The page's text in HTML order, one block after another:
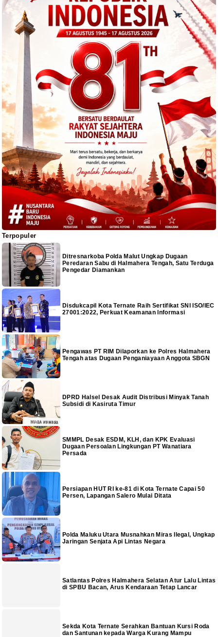
Terpopuler
Ditresnarkoba Polda Malut Ungkap Dugaan
Peredaran Sabu di Halmahera Tengah, Satu Terduga
Pengedar Diamankan
Disdukcapil Kota Ternate Raih Sertifikat SNI ISO/IEC
27001:2022, Perkuat Keamanan Informasi
Pengawas PT RIM Dilaporkan ke Polres Halmahera
Tengah atas Dugaan Penganiayaan Anggota SBGN
DPRD Halsel Desak Audit Distribusi Minyak Tanah
Subsidi di Kasiruta Timur
SMMPL Desak ESDM, KLH, dan KPK Evaluasi
Dugaan Persoalan Lingkungan PT Wanatiara
Persada
Persiapan HUT RI ke-81 di Kota Ternate Capai 50
Persen, Lapangan Salero Mulai Ditata
Polda Maluku Utara Musnahkan Miras Ilegal, Ungkap
Jaringan Senjata Api Lintas Negara
Satlantas Polres Halmahera Selatan Atur Lalu Lintas
di SPBU Bacan, Arus Kendaraan Tetap Lancar
Sekda Kota Ternate Serahkan Bantuan Kursi Roda
dan Santunan kepada Warga Kurang Mampu